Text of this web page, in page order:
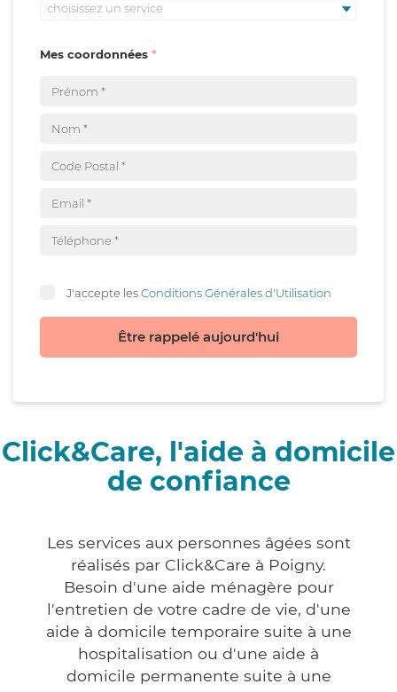
choisissez un service
Mes coordonnées
J'accepte lesConditions Générales d'Utilisation
Être rappelé aujourd'hui
Click&Care, l'aide à domicile
de confiance
Les services aux personnes âgées sont
réalisés par Click&Care à Poigny.
Besoin d'une aide ménagère pour
l'entretien de votre cadre de vie, d'une
aide à domicile temporaire suite à une
hospitalisation ou d'une aide à
domicile permanente suite à une